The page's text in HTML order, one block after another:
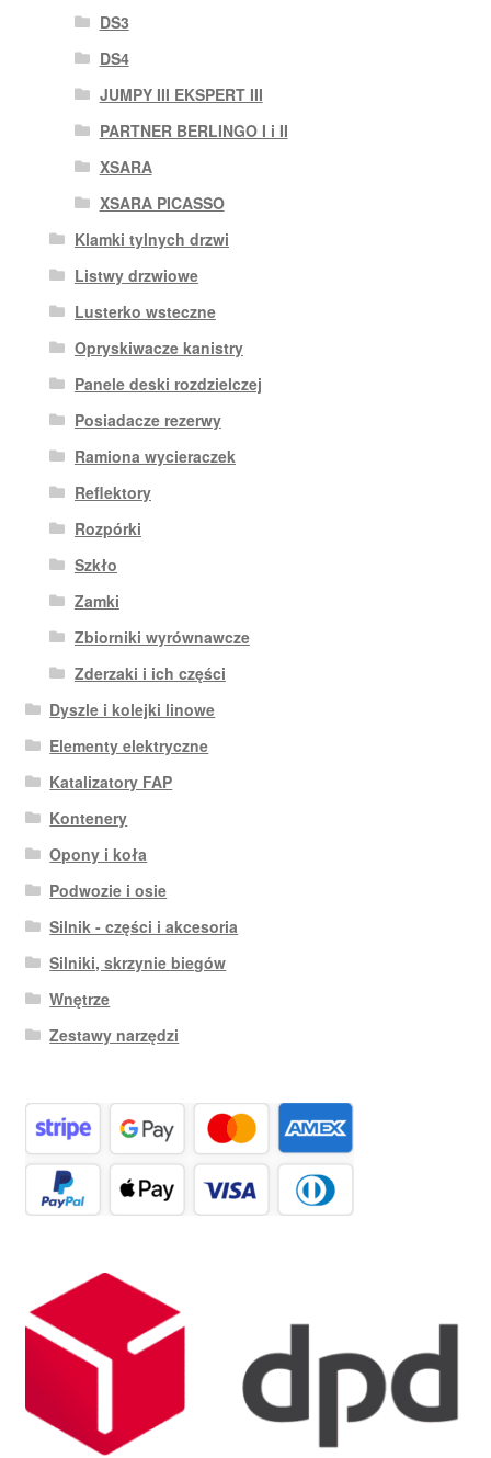
DS3
DS4
JUMPY III EKSPERT III
PARTNER BERLINGO I i II
XSARA
XSARA PICASSO
Klamki tylnych drzwi
Listwy drzwiowe
Lusterko wsteczne
Opryskiwacze kanistry
Panele deski rozdzielczej
Posiadacze rezerwy
Ramiona wycieraczek
Reflektory
Rozpórki
Szkło
Zamki
Zbiorniki wyrównawcze
Zderzaki i ich części
Dyszle i kolejki linowe
Elementy elektryczne
Katalizatory FAP
Kontenery
Opony i koła
Podwozie i osie
Silnik - części i akcesoria
Silniki, skrzynie biegów
Wnętrze
Zestawy narzędzi